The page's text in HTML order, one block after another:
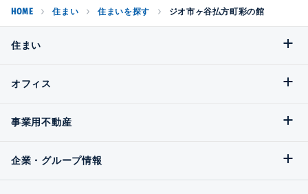
HOME 住まい 住まいを探す ジオ市ヶ谷払方町彩の館
住まい
オフィス
事業用不動産
企業・グループ情報